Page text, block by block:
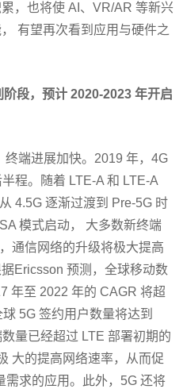
，也将使 AI、VR/AR 等新兴
有望再次看到应用与硬件之
段，预计 2020-2023 年开启
终端进展加快。2019 年，4G
程。随着 LTE-A 和 LTE-A
4.5G 逐渐过渡到 Pre-5G 时
模式启动， 大多数新终端
通信网络的升级将极大提高
Ericsson 预测，全球移动数
年至 2022 年的 CAGR 将超
5G 签约用户数量将达到
量已经超过 LTE 部署初期的
大的提高网络速率，从而促
求的应用。此外，5G 还将